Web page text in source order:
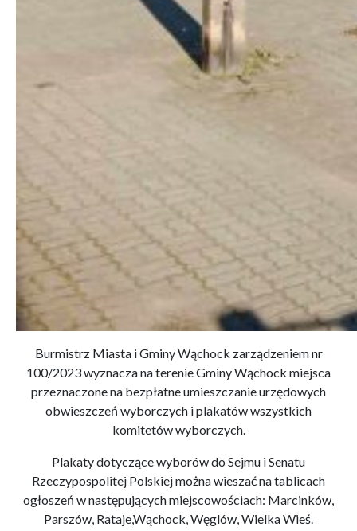
Burmistrz Miasta i Gminy Wąchock zarządzeniem nr
100/2023 wyznacza na terenie Gminy Wąchock miejsca
przeznaczone na bezpłatne umieszczanie urzędowych
obwieszczeń wyborczych i plakatów wszystkich
komitetów wyborczych.
Plakaty dotyczące wyborów do Sejmu i Senatu
Rzeczypospolitej Polskiej można wieszać na tablicach
ogłoszeń w następujących miejscowościach: Marcinków,
Parszów, Rataje,Wąchock, Węglów, Wielka Wieś.